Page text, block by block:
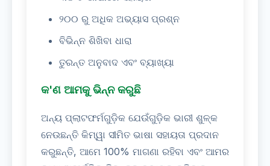
୨୦୦ ରୁ ଅଧିକ ଅଭ୍ୟାସ ପ୍ରଶ୍ନ
ବିଭିନ୍ନ ଶିଖିବା ଧାରା
ତୁରନ୍ତ ଅନୁବାଦ ଏବଂ ବ୍ୟାଖ୍ୟା
କ'ଣ ଆମକୁ ଭିନ୍ନ କରୁଛି
ଅନ୍ୟ ପ୍ଲାଟଫର୍ମଗୁଡ଼ିକ ଯେଉଁଗୁଡ଼ିକ ଭାରୀ ଶୁଳ୍କ
ନେଉଛନ୍ତି କିମ୍ୱା ସୀମିତ ଭାଷା ସହାୟତା ପ୍ରଦାନ
କରୁଛନ୍ତି, ଆମେ 100% ମାଗଣା ରହିବା ଏବଂ ଆମର